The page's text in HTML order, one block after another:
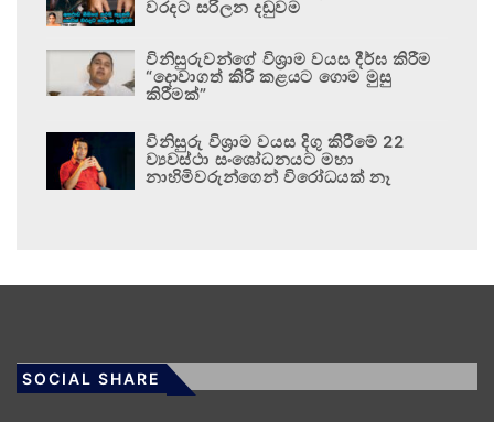
වරදට සරිලන දඬුවම
විනිසුරුවන්ගේ විශ්‍රාම වයස දීර්ඝ කිරීම
“දොවාගත් කිරි කළයට ගොම මුසු
කිරීමක්”
විනිසුරු විශ්‍රාම වයස දිගු කිරීමේ 22
ව්‍යවස්ථා සංශෝධනයට මහා
නාහිමිවරුන්ගෙන් විරෝධයක් නෑ
SOCIAL SHARE